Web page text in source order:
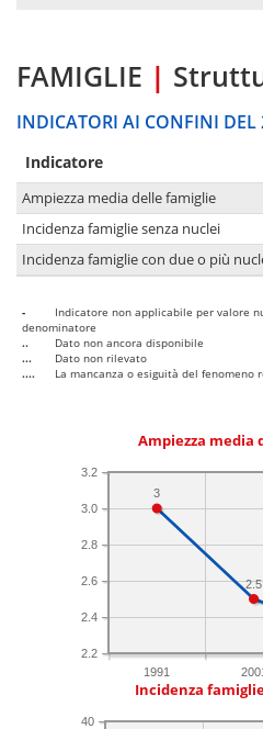
FAMIGLIE |
INDICATORI AI CONFINI DEL
Indicatore
Ampiezza media delle famiglie
Incidenza famiglie senza nuclei
Incidenza famiglie con due o più
-
Indicatore non applicabile per valore
denominatore
..
Dato non ancora disponibile
...
Dato non rilevato
....
La mancanza o esiguità del fenomeno
Ampiezza media
1991 2001
2.2
2.4
2.6
2.8
3.0
3.2
2.5
3
Incidenza
40